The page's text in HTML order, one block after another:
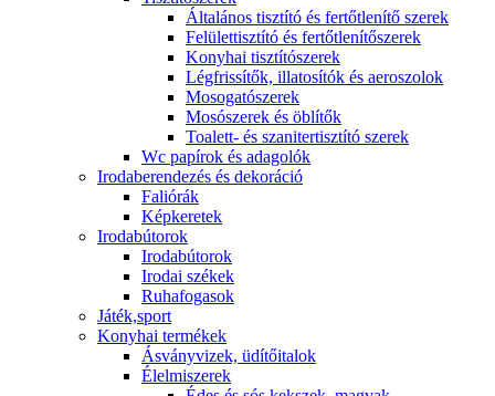
Általános tisztító és fertőtlenítő szerek
Felülettisztító és fertőtlenítőszerek
Konyhai tisztítószerek
Légfrissítők, illatosítók és aeroszolok
Mosogatószerek
Mosószerek és öblítők
Toalett- és szanitertisztító szerek
Wc papírok és adagolók
Irodaberendezés és dekoráció
Faliórák
Képkeretek
Irodabútorok
Irodabútorok
Irodai székek
Ruhafogasok
Játék,sport
Konyhai termékek
Ásványvizek, üdítőitalok
Élelmiszerek